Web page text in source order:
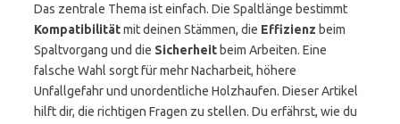
Das zentrale Thema ist einfach. Die Spaltlänge bestimmt
Kompatibilitätmit deinen Stämmen, die Effizienz beim
Spaltvorgang und die Sicherheit beim Arbeiten. Eine
falsche Wahl sorgt für mehr Nacharbeit, höhere
Unfallgefahr und unordentliche Holzhaufen. Dieser Artikel
hilft dir, die richtigen Fragen zu stellen. Du erfährst, wie du